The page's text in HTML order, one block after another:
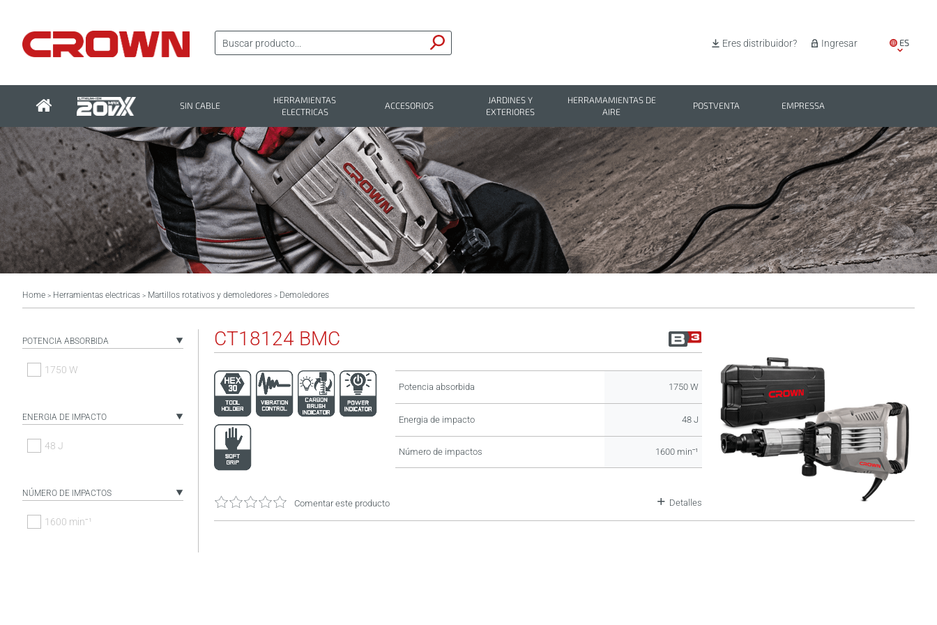
ES
BG
Ingresar
Eres distribuidor?
SIN CABLE
HERRAMIENTAS
ELECTRICAS
ACCESORIOS
JARDINES Y
EXTERIORES
HERRAMAMIENTAS DE
AIRE
POSTVENTA EMPRESSA
Home > Herramientas electricas > Martillos rotativos y demoledores > Demoledores
POTENCIA ABSORBIDA
1750 W
ENERGIA DE IMPACTO
48 J
NÚMERO DE IMPACTOS
1600 minˉ¹
CT18124 BMC
Potencia absorbida 1750 W
Energia de impacto 48 J
Número de impactos 1600 minˉ¹
Comentar este producto Detalles